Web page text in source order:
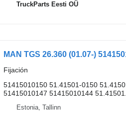
TruckParts Eesti OÜ
Fijación
51415010150 51.41501-0150
51415010147 51415010144
Estonia, Tallinn